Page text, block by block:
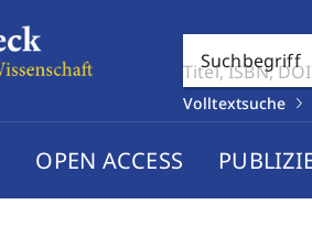
Suchbegriff
Volltextsuche
OPEN ACCESS